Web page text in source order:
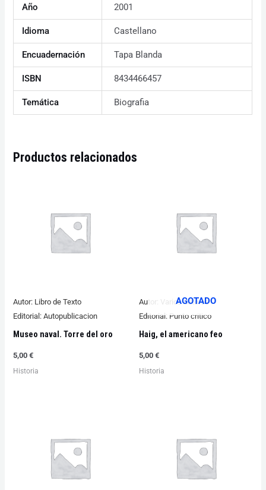
Año 2001
Idioma Castellano
Encuadernación Tapa Blanda
ISBN 8434466457
Temática Biografia
Productos relacionados
Autor: Libro de Texto
Editorial: Autopublicacion
Museo naval. Torre del oro
5,00€
Historia
AGOTADO
Autor: Varios autores
Editorial: Punto critico
Haig, el americano feo
5,00 €
Historia